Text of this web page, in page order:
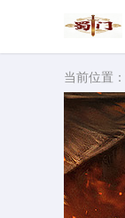
当前位置：